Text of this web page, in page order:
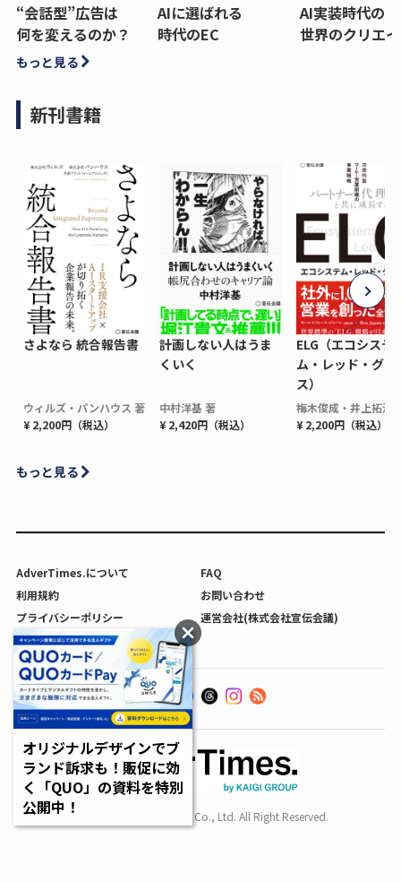
“会話型”広告は
何を変えるのか？
AIに選ばれる
時代のEC
AI実装時代の
世界のクリエ
もっと見る
新刊書籍
さよなら 統合報告書
ウィルズ・パンハウス 著
¥ 2,200円（税込）
計画しない人はうま
くいく
中村洋基 著
¥ 2,420円（税込）
ELG（エコシステ
ム・レッド・グロ
ス）
梅木俊成・井上拓海
¥ 2,200円（税込）
もっと見る
AdverTimes.について
FAQ
利用規約
お問い合わせ
プライバシーポリシー
運営会社(株式会社宣伝会議)
利用者情報の外部送信について
Copyright SENDENKAIGI Co., Ltd. All Right Reserved.
オリジナルデザインでブ
ランド訴求も！販促に効
く「QUO」の資料を特別
公開中！